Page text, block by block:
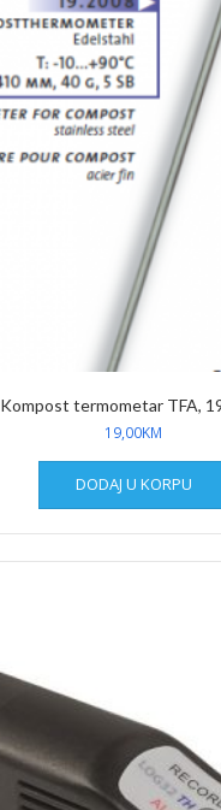
Kompost termometar TFA,
19,00KM
DODAJ U KORPU